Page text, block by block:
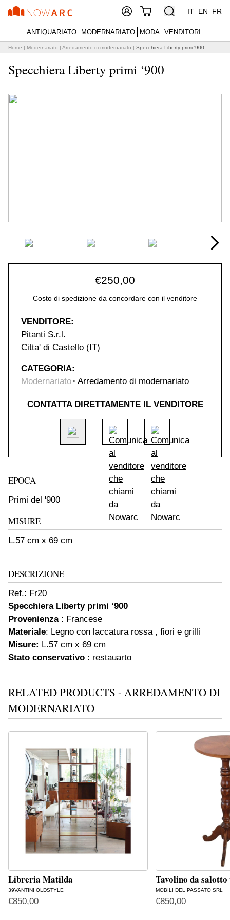
IT EN FR
ANTIQUARIATO MODERNARIATO MODA VENDITORI
Home | Modernariato | Arredamento di modernariato | Specchiera Liberty primi ‘900
Specchiera Liberty primi ‘900
€250,00
Costo di spedizione da concordare con il venditore
VENDITORE:
Pitanti S.r.l.
Citta' di Castello (IT)
CATEGORIA:
Modernariato
Arredamento di modernariato
CONTATTA DIRETTAMENTE IL VENDITORE
EPOCA
Primi del '900
MISURE
L.57 cm x 69 cm
DESCRIZIONE
Ref.: Fr20
Specchiera Liberty primi ‘900
Provenienza: Francese
Materiale: Legno con laccatura rossa , fiori e grilli
Misure: L.57 cm x 69 cm
Stato conservativo : restauarto
RELATED PRODUCTS - ARREDAMENTO DI
MODERNARIATO
Libreria Matilda
39VANTINI OLDSTYLE
€850,00
Tavolino da
MOBILI DEL PASSATO SRL
€850,00